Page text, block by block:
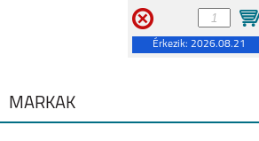
Érkezik: 2026.08.21
MÁRKÁK